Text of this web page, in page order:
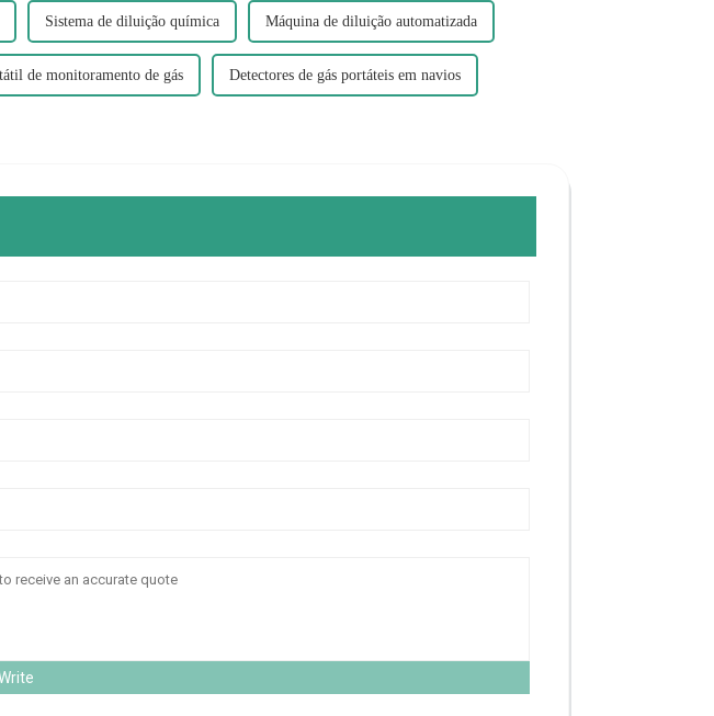
Sistema de diluição química Máquina de diluição automatizada
de monitoramento de gás Detectores de gás portáteis em navios